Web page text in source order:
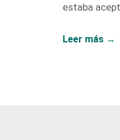
estaba
de
Leer más →